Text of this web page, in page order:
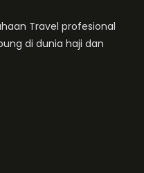
Travel profesional
di dunia haji dan